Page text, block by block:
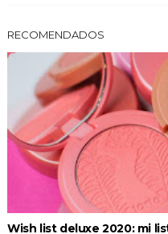
RECOMENDADOS
Wish list deluxe 2020: mi